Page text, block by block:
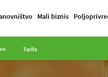
Mali biznis
Tarife